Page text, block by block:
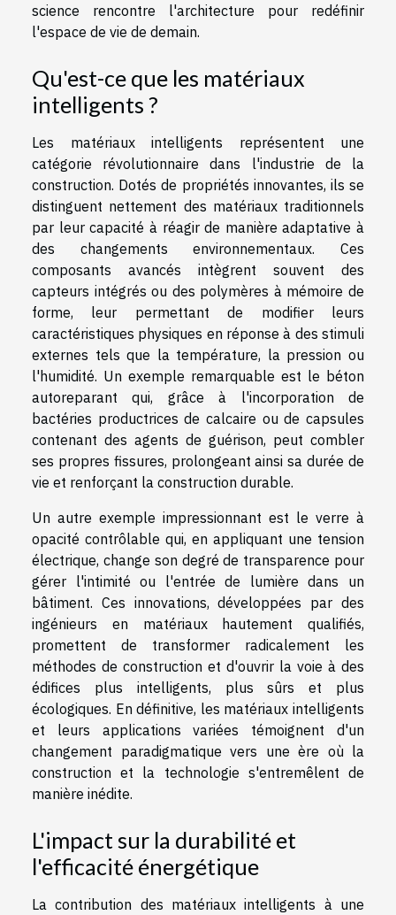
science rencontre l'architecture pour redéfinir
l'espace de vie de demain.
Qu'est-ce que les matériaux
intelligents ?
Les matériaux intelligents représentent une
catégorie révolutionnaire dans l'industrie de la
construction. Dotés de propriétés innovantes, ils se
distinguent nettement des matériaux traditionnels
par leur capacité à réagir de manière adaptative à
des changements environnementaux. Ces
composants avancés intègrent souvent des
capteurs intégrés ou des polymères à mémoire de
forme, leur permettant de modifier leurs
caractéristiques physiques en réponse à des stimuli
externes tels que la température, la pression ou
l'humidité. Un exemple remarquable est le béton
autoreparant qui, grâce à l'incorporation de
bactéries productrices de calcaire ou de capsules
contenant des agents de guérison, peut combler
ses propres fissures, prolongeant ainsi sa durée de
vie et renforçant la construction durable.
Un autre exemple impressionnant est le verre à
opacité contrôlable qui, en appliquant une tension
électrique, change son degré de transparence pour
gérer l'intimité ou l'entrée de lumière dans un
bâtiment. Ces innovations, développées par des
ingénieurs en matériaux hautement qualifiés,
promettent de transformer radicalement les
méthodes de construction et d'ouvrir la voie à des
édifices plus intelligents, plus sûrs et plus
écologiques. En définitive, les matériaux intelligents
et leurs applications variées témoignent d'un
changement paradigmatique vers une ère où la
construction et la technologie s'entremêlent de
manière inédite.
L'impact sur la durabilité et
l'efficacité énergétique
La contribution des matériaux intelligents à une